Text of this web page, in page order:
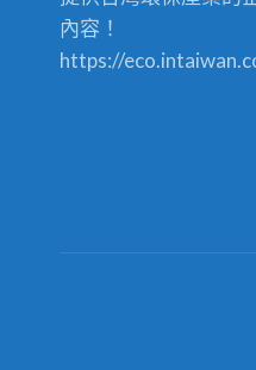
內容！
https://